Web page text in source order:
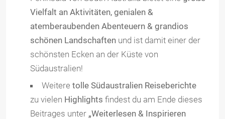
Vielfalt an Aktivitäten, genialen &
atemberaubenden Abenteuern & grandios
schönen Landschaften und ist damit einer der
schönsten Ecken an der Küste von
Südaustralien!
Weiteretolle Südaustralien Reiseberichte
zu vielen Highlights findest du am Ende dieses
Beitrages unter „Weiterlesen & Inspirieren